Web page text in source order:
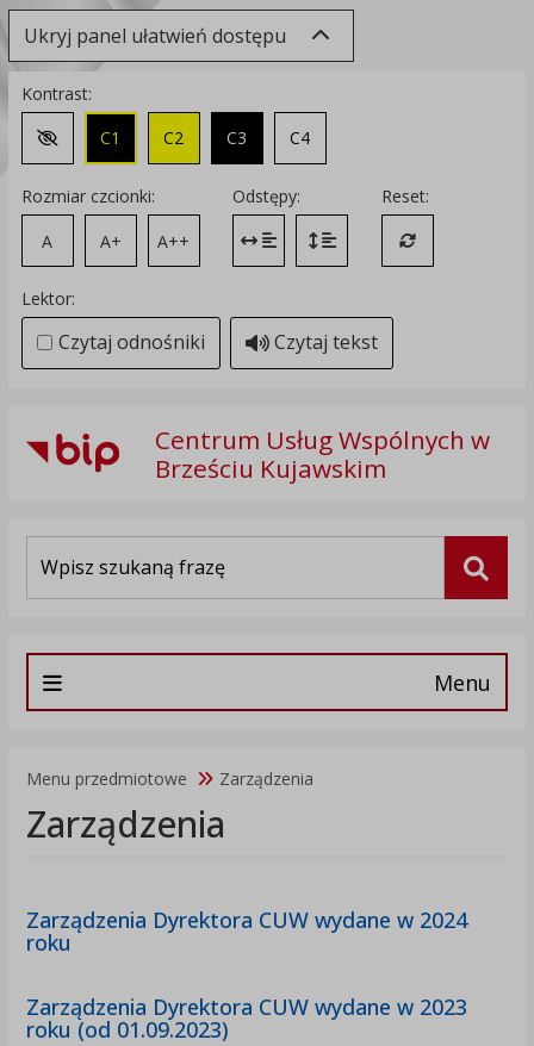
Ukryj panel ułatwień dostępu
Kontrast:
Zmień kontrast na domyślny
C1 C2 C3 C4
Rozmiar czcionki:
A
A+ A++
Odstępy:
Zmień odstęp między literami
Zmień interlinię i margines
Reset:
Przywróć
Lektor:
Czytaj odnośniki Czytaj tekst
Centrum Usług Wspólnych w
Brześciu Kujawskim
Menu
Menu przedmiotowe Zarządzenia
Zarządzenia
Zarządzenia Dyrektora CUW wydane w 2024
roku
Zarządzenia Dyrektora CUW wydane w 2023
roku (od 01.09.2023)